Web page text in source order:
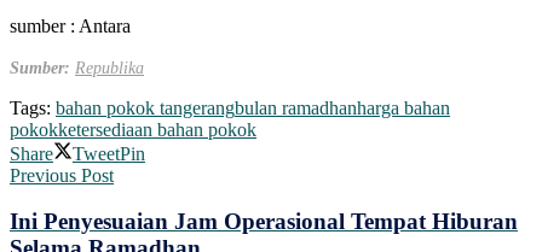
sumber : Antara
Sumber: Republika
Tags: bahan pokok tangerangbulan ramadhanharga bahan
pokokketersediaan bahan pokok
Share
TweetPin
Previous Post
Ini Penyesuaian Jam Operasional Tempat Hiburan